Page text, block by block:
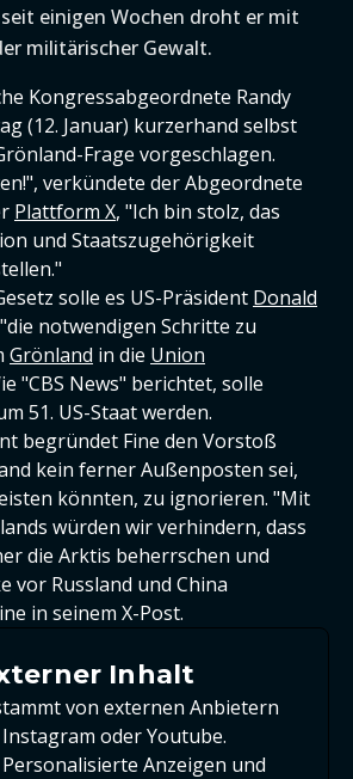
einigen Wochen droht er mit
militärischer Gewalt.
Kongressabgeordnete Randy
(12. Januar) kurzerhand selbst
Frage vorgeschlagen.
verkündete der Abgeordnete
Plattform X, "Ich bin stolz, das
und Staatszugehörigkeit
solle es US-Präsident Donald
notwendigen Schritte zu
Grönland in die Union
"CBS News" berichtet, solle
51. US-Staat werden.
begründet Fine den Vorstoß
kein ferner Außenposten sei,
könnten, zu ignorieren. "Mit
würden wir verhindern, dass
die Arktis beherrschen und
vor Russland und China
in seinem X-Post.
Inhalt
von externen Anbietern
oder Youtube.
Anzeigen und